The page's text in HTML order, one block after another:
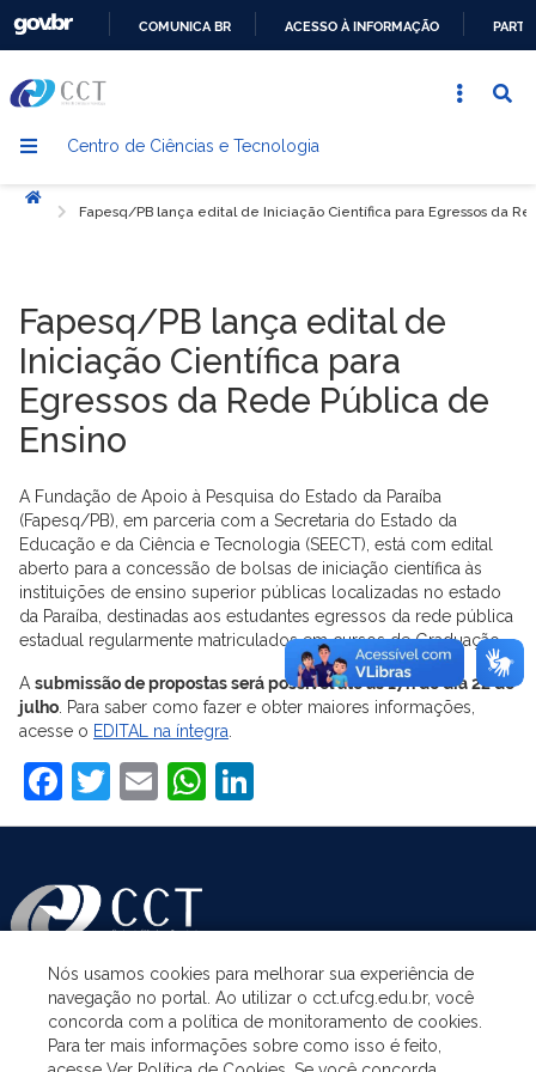
CONTEÚDO
COMUNICA BR ACESSO À INFORMAÇÃO
Centro de Ciências e Tecnologia
Início
Fapesq/PB lança edital de Iniciação Científica para Egressos da
Fapesq/PB lança edital de
Iniciação Científica para
Egressos da Rede Pública de
Ensino
A Fundação de Apoio à Pesquisa do Estado da Paraíba
(Fapesq/PB), em parceria com a Secretaria do Estado da
Educação e da Ciência e Tecnologia (SEECT), está com edital
aberto para a concessão de bolsas de iniciação científica às
instituições de ensino superior públicas localizadas no estado
da Paraíba, destinadas aos estudantes egressos da rede pública
estadual regularmente matriculados em cursos de Graduação.
A submissão de propostas será possível até as 17h do dia 22 de
julho . Para saber como fazer e obter maiores informações,
acesse o EDITAL na íntegra
Facebook
Twitter
EmailWhatsApp
ASSUNTOS
Nós usamos cookies para melhorar sua experiência de
navegação no portal. Ao utilizar o cct.ufcg.edu.br, você
concorda com a política de monitoramento de cookies.
Para ter mais informações sobre como isso é feito,